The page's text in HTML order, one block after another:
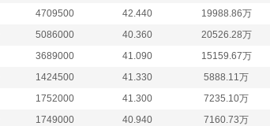
4709500 42.440 19988.86万
5086000 40.360 20526.28万
3689000 41.090 15159.67万
1424500 41.330 5888.11万
1752000 41.300 7235.10万
1749000 40.940 7160.73万